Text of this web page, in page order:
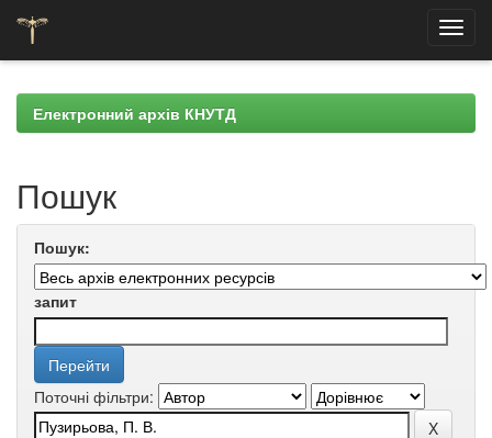
navigationЕлектронний архів КНУТД
Пошук
Пошук:
запит
Поточні фільтри: